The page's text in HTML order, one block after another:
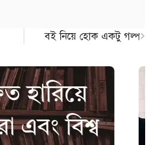
বই নিয়ে হোক একটু গল্প